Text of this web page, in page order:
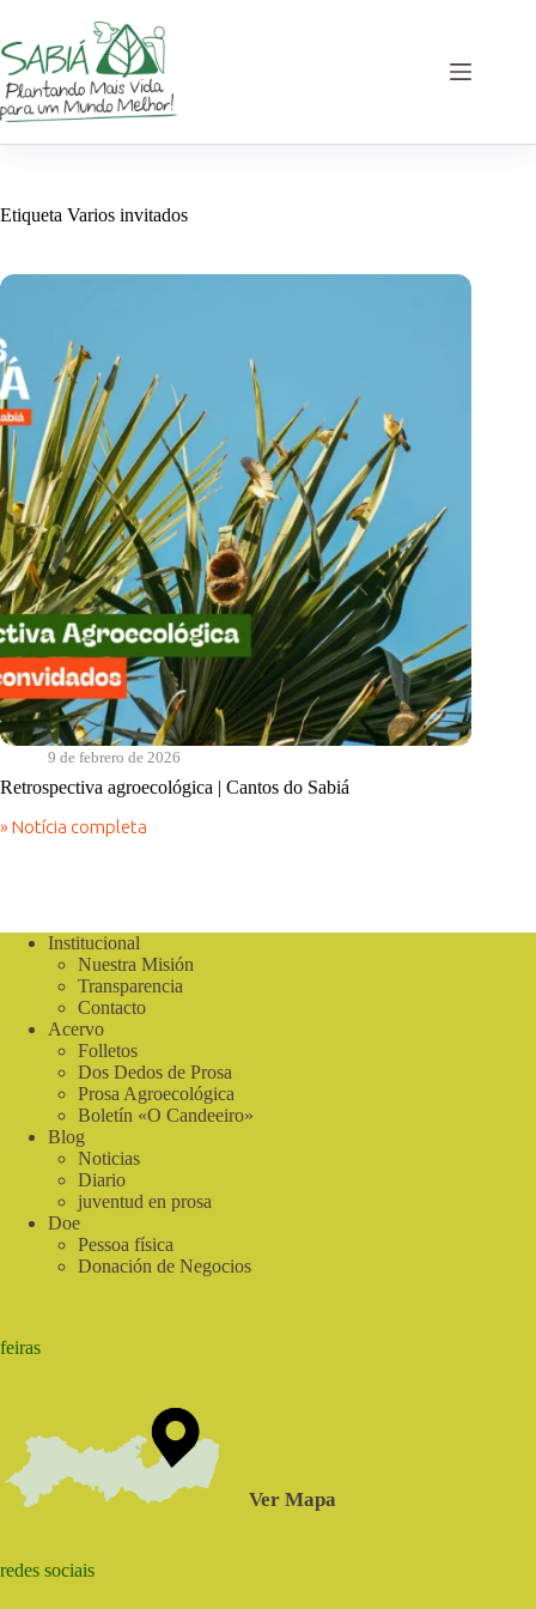
contenido
Etiqueta Varios invitados
9 de febrero de 2026
Retrospectiva agroecológica | Cantos do Sabiá
» Notícia completa
Retrospectiva
Sabiá Institucional
Nuestra Misión
Transparencia
Contacto
Acervo
Folletos
Dos Dedos de Prosa
Prosa Agroecológica
Boletín «O Candeeiro»
Blog
Noticias
Diario
juventud en prosa
Doe
Pessoa física
Donación de Negocios
feiras
Ver Mapa
redes sociais